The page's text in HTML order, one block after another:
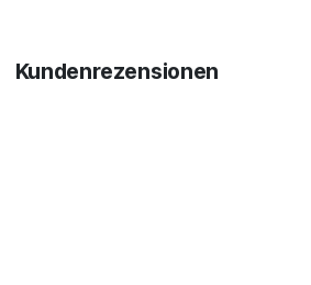
Kundenrezensionen